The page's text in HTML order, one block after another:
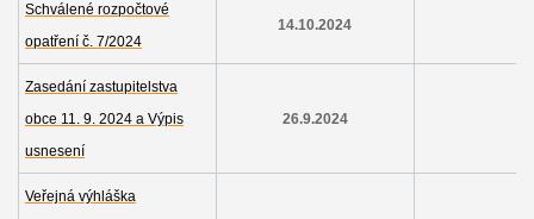
Schválené rozpočtové
opatření č. 7/2024
14.10.2024
Zasedání zastupitelstva
obce 11. 9. 2024 a Výpis
usnesení
26.9.2024
Veřejná výhláška